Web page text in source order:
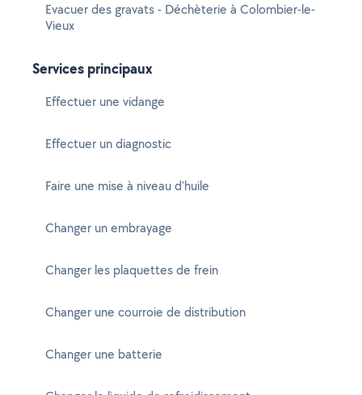
Evacuer des gravats - Déchèterie à Colombier-le-
Vieux
Services principaux
Effectuer une vidange
Effectuer un diagnostic
Faire une mise à niveau d'huile
Changer un embrayage
Changer les plaquettes de frein
Changer une courroie de distribution
Changer une batterie